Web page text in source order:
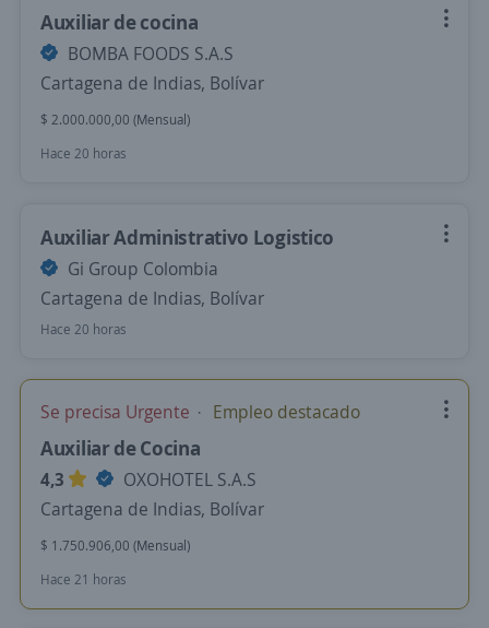
Auxiliar de cocina
BOMBA FOODS S.A.S
Cartagena de Indias, Bolívar
$ 2.000.000,00 (Mensual)
Hace 20 horas
Auxiliar Administrativo Logistico
Gi Group Colombia
Cartagena de Indias, Bolívar
Hace 20 horas
Se precisa Urgente Empleo destacado
Auxiliar de Cocina
4,3
OXOHOTEL S.A.S
Cartagena de Indias, Bolívar
$ 1.750.906,00 (Mensual)
Hace 21 horas